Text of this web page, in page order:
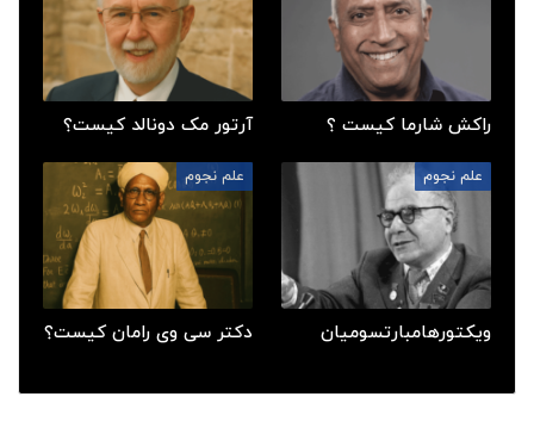
راکش شارما کیست ؟ آرتور مک دونالد کیست؟
علم نجوم
ویکتورهامبارتسومیان
علم نجوم
دکتر سی وی رامان کیست؟